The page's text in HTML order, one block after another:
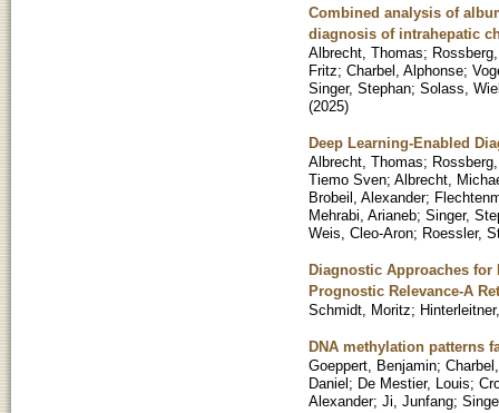
Combined analysis of
diagnosis of intrahepatic
Albrecht, Thomas;
Fritz; Charbel, Alphonse;
Singer, Stephan; Solass,
(2025)
Deep Learning-Enabled
Albrecht, Thomas;
Tiemo Sven; Albrecht,
Brobeil, Alexander;
Mehrabi, Arianeb; Singer,
Weis, Cleo-Aron; Roessler,
Diagnostic Approaches for
Prognostic Relevance-A
Schmidt, Moritz;
DNA methylation patterns
Goeppert, Benjamin;
Daniel; De Mestier, Louis;
Alexander; Ji, Junfang;